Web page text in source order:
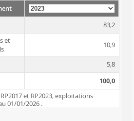
83,2
et
10,9
5,8
100,0
et RP2023, exploitations
01/01/2026 .